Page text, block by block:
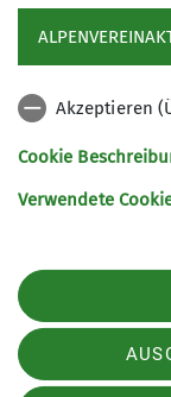
Sektion
Programm
90762 Fürth
Telefon +499117437033
Akzeptieren
Cookie
Verwendete